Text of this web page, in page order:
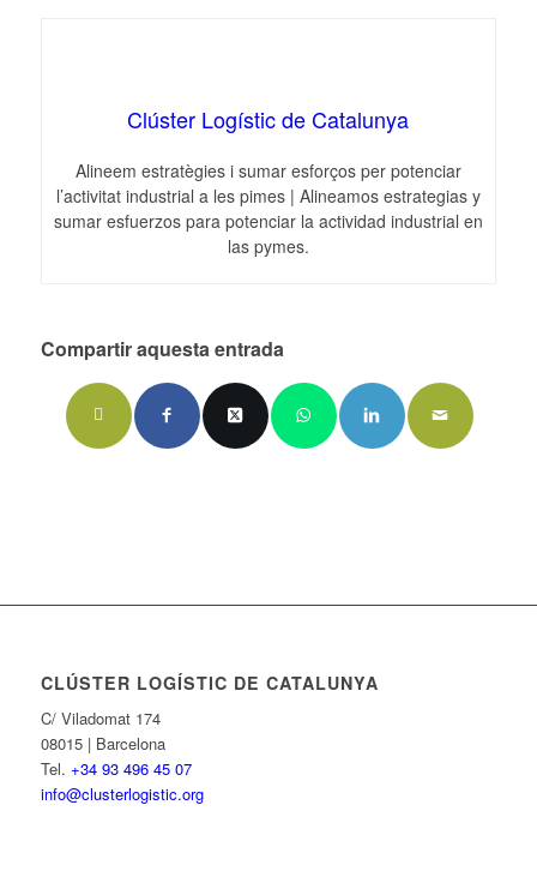
Clúster Logístic de Catalunya
Alineem estratègies i sumar esforços per potenciar
l’activitat industrial a les pimes | Alineamos estrategias y
sumar esfuerzos para potenciar la actividad industrial en
las pymes.
Compartir aquesta entrada
CLÚSTER LOGÍSTIC DE CATALUNYA
C/ Viladomat 174
08015 | Barcelona
Tel. +34 93 496 45 07
info@clusterlogistic.org